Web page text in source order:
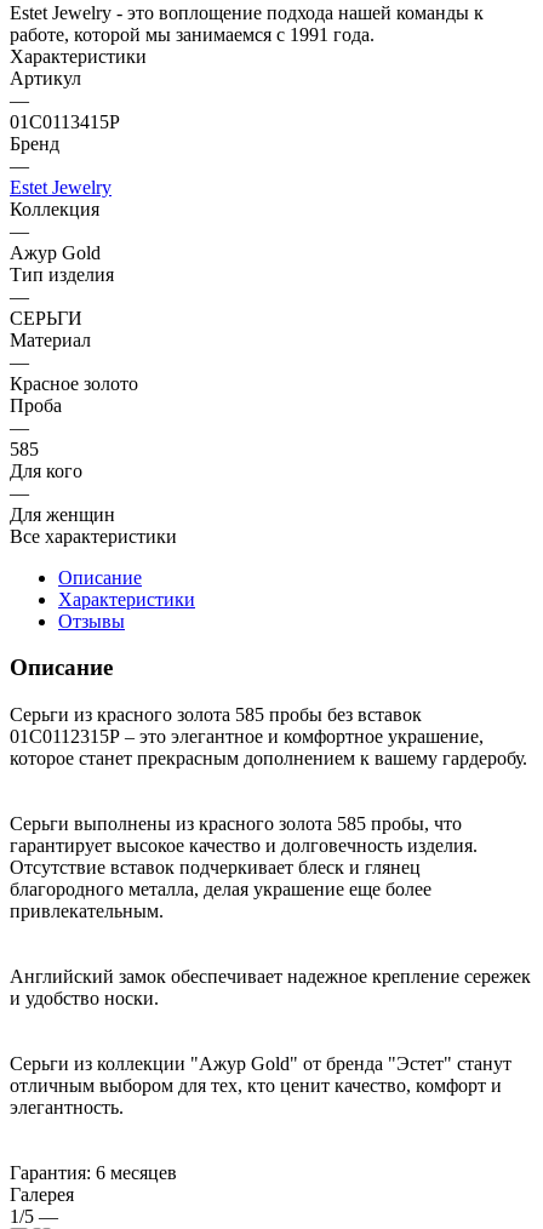
Estet Jewelry - это воплощение подхода нашей команды к
работе, которой мы занимаемся с 1991 года.
Характеристики
Артикул
—
01С0113415Р
Бренд
—
Estet Jewelry
Коллекция
—
Ажур Gold
Тип изделия
—
СЕРЬГИ
Материал
—
Красное золото
Проба
—
585
Для кого
—
Для женщин
Все характеристики
Описание
Характеристики
Отзывы
Описание
Серьги из красного золота 585 пробы без вставок
01С0112315Р – это элегантное и комфортное украшение,
которое станет прекрасным дополнением к вашему гардеробу.
Серьги выполнены из красного золота 585 пробы, что
гарантирует высокое качество и долговечность изделия.
Отсутствие вставок подчеркивает блеск и глянец
благородного металла, делая украшение еще более
привлекательным.
Английский замок обеспечивает надежное крепление сережек
и удобство носки.
Серьги из коллекции "Ажур Gold" от бренда "Эстет" станут
отличным выбором для тех, кто ценит качество, комфорт и
элегантность.
Гарантия: 6 месяцев
Галерея
1/5 —